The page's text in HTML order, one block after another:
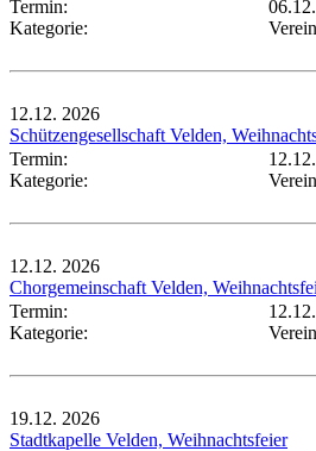
Termin:
Kategorie:
12.12. 2026
Schützengesellschaft Velden,
Termin:
Kategorie:
12.12. 2026
Chorgemeinschaft Velden,
Termin:
Kategorie:
19.12. 2026
Stadtkapelle Velden, Weihnachtsfeier